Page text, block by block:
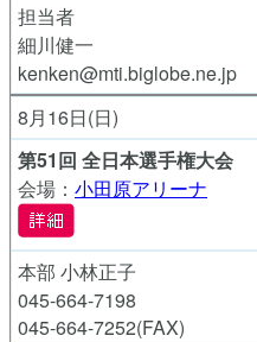
担当者
細川健一
kenken@mti.biglobe.ne.jp
8月16日(日)
第51回 全日本選手権大会
会場： 小田原アリーナ
本部 小林正子
045-664-7198
045-664-7252(FAX)